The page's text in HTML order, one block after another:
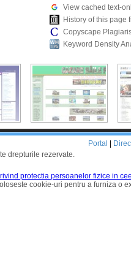
View cached text-
History of this page
Copyscape
Keyword Density
drepturile rezervate.
Portal
protectia persoanelor fizice in
cookie-uri pentru a furniza o